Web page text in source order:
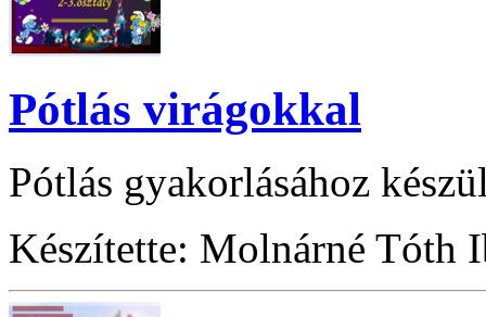
Pótlás virágokkal
Pótlás gyakorlásához
Készítette: Molnárné Tóth